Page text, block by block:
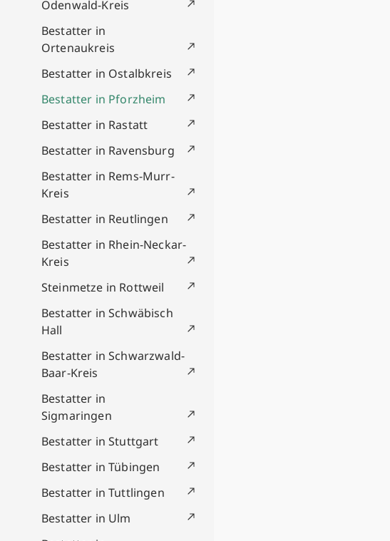
Odenwald-Kreis
Bestatter in
Ortenaukreis
Bestatter in Ostalbkreis
Bestatter in Pforzheim
Bestatter in Rastatt
Bestatter in Ravensburg
Bestatter in Rems-Murr-
Kreis
Bestatter in Reutlingen
Bestatter in Rhein-Neckar-
Kreis
Steinmetze in Rottweil
Bestatter in Schwäbisch
Hall
Bestatter in Schwarzwald-
Baar-Kreis
Bestatter in
Sigmaringen
Bestatter in Stuttgart
Bestatter in Tübingen
Bestatter in Tuttlingen
Bestatter in Ulm